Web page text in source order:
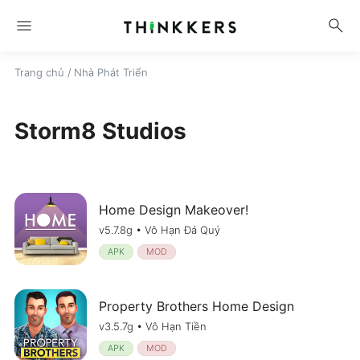
menu search
Trang chủ / Nhà Phát Triển
Storm8 Studios
Home Design Makeover!
v5.7.8g • Vô Hạn Đá Quý
APK MOD
Property Brothers Home Design
v3.5.7g • Vô Hạn Tiền
APK MOD